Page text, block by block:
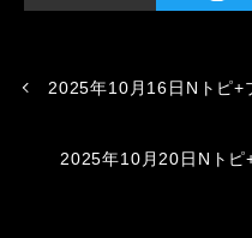
2025年10月16日Nトピ+
2025年10月20日Nトピ